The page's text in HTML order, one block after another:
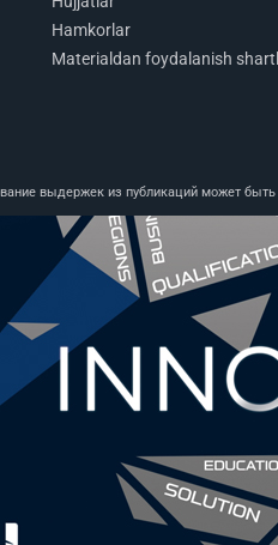
Hamkorlar
Materialdan foydalanish
выдержек из публикаций может